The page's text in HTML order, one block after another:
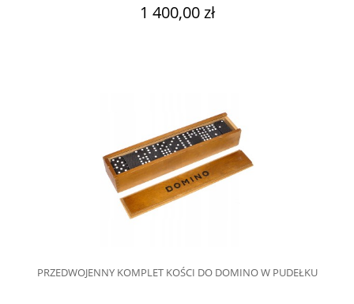
1 400,00 zł
PRZEDWOJENNY KOMPLET KOŚCI DO DOMINO W PUDEŁKU